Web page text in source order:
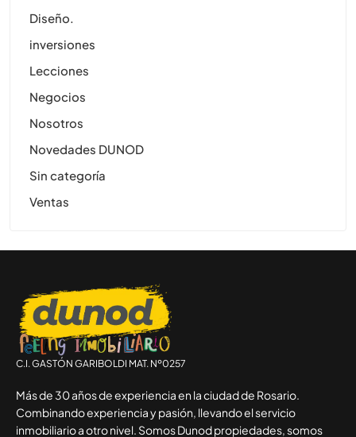
Diseño.
inversiones
Lecciones
Negocios
Nosotros
Novedades DUNOD
Sin categoría
Ventas
C.I. GASTÓN GARIBOLDI MAT. Nº0257
Más de 30 años de experiencia en la ciudad de Rosario.
Combinando experiencia y pasión, llevando el servicio
inmobiliario a otro nivel. Somos Dunod propiedades, somos